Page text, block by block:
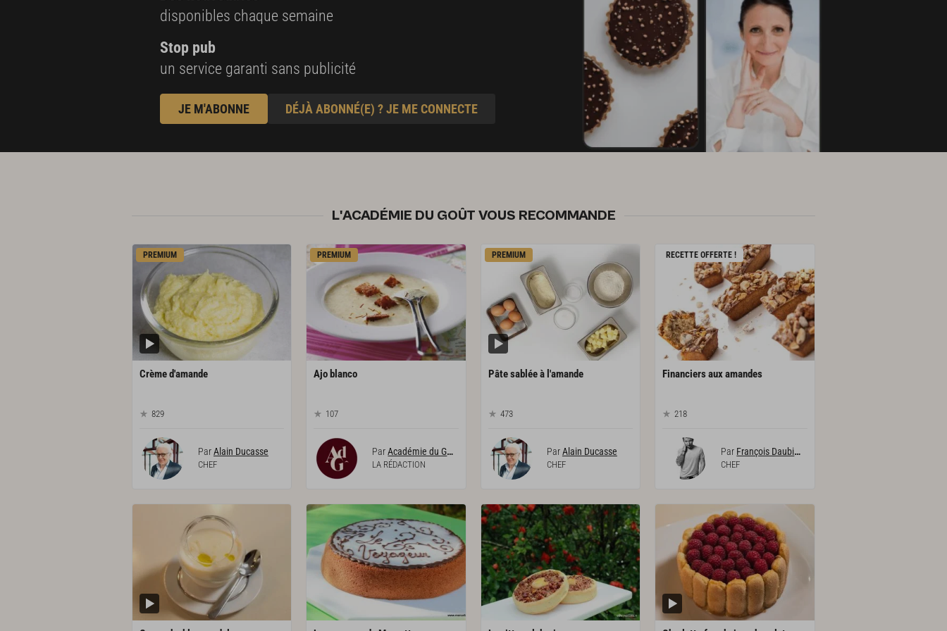
disponibles chaque semaine
Stop pub
un service garanti sans publicité
JE M'ABONNE DÉJÀ ABONNÉ(E) ? JE ME CONNECTE
L'ACADÉMIE DU GOÛT VOUS RECOMMANDE
PREMIUM
Crèmed'amande
829
ParAlain Ducasse
CHEF
PREMIUM
Ajo blanco
107
ParAcadémie du Goût
LA RÉDACTION
PREMIUM
Pâtesabléeà l'amande
473
ParAlain Ducasse
CHEF
RECETTE OFFERTE !
Financiersauxamandes
218
Par François Daubinet
CHEF